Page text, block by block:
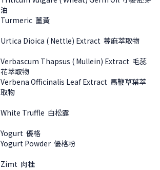
油
Turmeric 薑黃
Urtica Dioica ( Nettle) Extract 蕁麻萃取物
Verbascum Thapsus ( Mullein) Extract 毛蕊
花萃取物
Verbena Officinalis Leaf Extract 馬鞭草葉萃
取物
White Truffle 白松露
Yogurt 優格
Yogurt Powder 優格粉
Zimt 肉桂